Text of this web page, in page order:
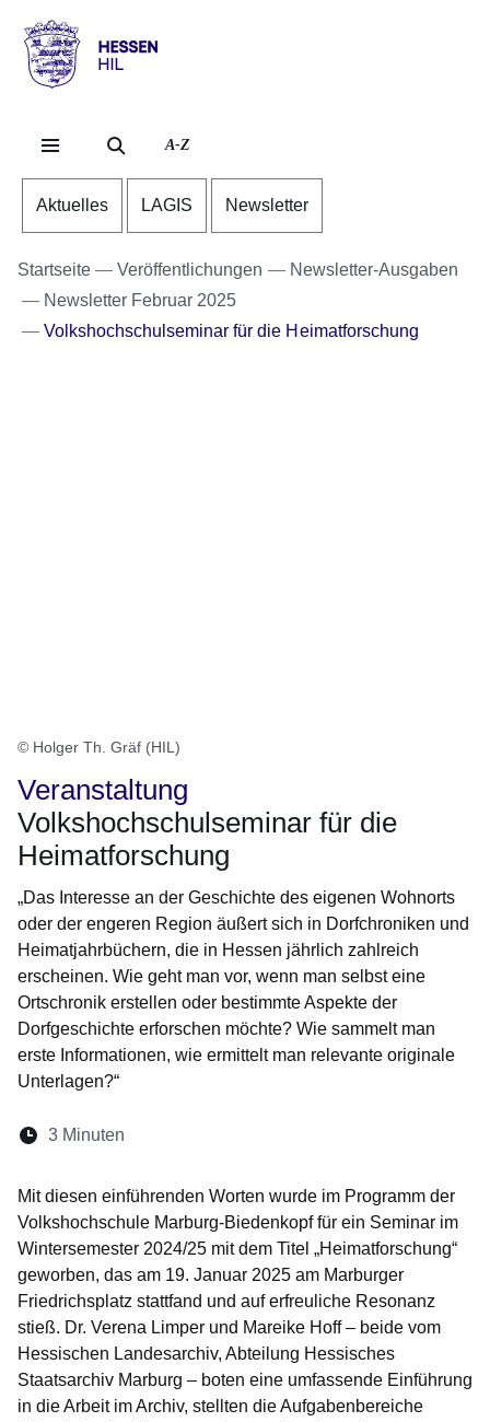
Hessen
HIL
A-Z
Aktuelles LAGIS Newsletter
Startseite Veröffentlichungen
Newsletter-Ausgaben
Newsletter Februar 2025
Volkshochschulseminar für die Heimatforschung
© Holger Th. Gräf (HIL)
Veranstaltung
Volkshochschulseminar für die
Heimatforschung
„Das Interesse an der Geschichte des eigenen Wohnorts
oder der engeren Region äußert sich in Dorfchroniken und
Heimatjahrbüchern, die in Hessen jährlich zahlreich
erscheinen. Wie geht man vor, wenn man selbst eine
Ortschronik erstellen oder bestimmte Aspekte der
Dorfgeschichte erforschen möchte? Wie sammelt man
erste Informationen, wie ermittelt man relevante originale
Unterlagen?“
Lesedauer:
3 Minuten
Mit diesen einführenden Worten wurde im Programm der
Volkshochschule Marburg-Biedenkopf für ein Seminar im
Wintersemester 2024/25 mit dem Titel „Heimatforschung“
geworben, das am 19. Januar 2025 am Marburger
Friedrichsplatz stattfand und auf erfreuliche Resonanz
stieß. Dr. Verena Limper und Mareike Hoff – beide vom
Hessischen Landesarchiv, Abteilung Hessisches
Staatsarchiv Marburg – boten eine umfassende Einführung
in die Arbeit im Archiv, stellten die Aufgabenbereiche